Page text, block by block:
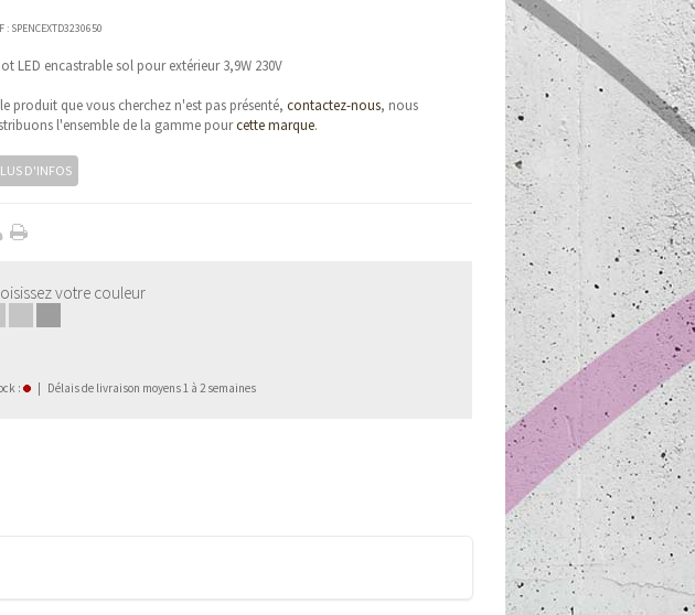
: SPENCEXTD3230650
LED encastrable sol pour extérieur 3,9W 230V
produit que vous cherchez n'est pas présenté, contactez-nous, nous
l'ensemble de la gamme pourcette marque.
D'INFOS
votre couleur
■ ■
: Délais de livraison moyens 1 à 2 semaines